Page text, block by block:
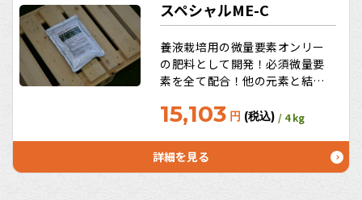
スペシャルME-C
養液栽培用の微量要素オンリー
の肥料として開発！必須微量要
素を全て配合！他の元素と結合
栽培の追肥にも最適！
15,103 円 (税込) / 4 kg
詳細を見る